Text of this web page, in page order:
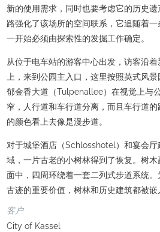
新的使用需求，同时也要考虑它的历史
路强化了该场所的空间联系，它追随着
一开始必须由探索性的发掘工作确定。
从位于电车站的游客中心出发，访客沿
上，来到公园主入口，这里按照英式风
郁金香大道（Tulpenallee）在视觉上与
窄，人行道和车行道分离，而且车行道
的颜色看上去像是漫步道。
对于城堡酒店（Schlosshotel）和宴会
域，一片古老的小树林得到了恢复。树
面中，四周环绕着一套二列式步道系统
古迹的重要价值，树林和历史建筑都被嵌
客户
City of Kassel